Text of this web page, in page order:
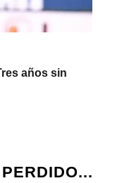
años sin